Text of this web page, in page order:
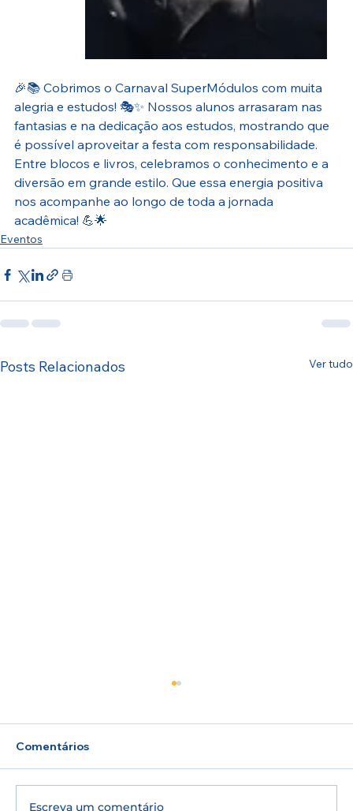
🎉📚 Cobrimos o Carnaval SuperMódulos com muita
alegria e estudos! 🎭✨ Nossos alunos arrasaram nas
fantasias e na dedicação aos estudos, mostrando que
é possível aproveitar a festa com responsabilidade.
Entre blocos e livros, celebramos o conhecimento e a
diversão em grande estilo. Que essa energia positiva
nos acompanhe ao longo de toda a jornada
acadêmica! 💪🌟
Eventos
Posts Relacionados Ver tudo
Comentários
Escreva um comentário